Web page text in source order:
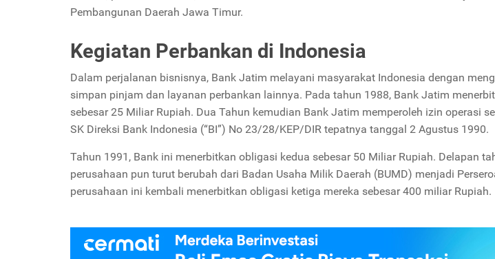
Pembangunan Daerah Jawa Timur.
Kegiatan Perbankan di Indonesia
Dalam perjalanan bisnisnya, Bank Jatim melayani masyarakat Indonesia dengan
simpan pinjam dan layanan perbankan lainnya. Pada tahun 1988, Bank Jatim
sebesar 25 Miliar Rupiah. Dua Tahun kemudian Bank Jatim memperoleh izin operasi
SK Direksi Bank Indonesia (“BI”) No 23/28/KEP/DIR tepatnya tanggal 2 Agustus 1990.
Tahun 1991, Bank ini menerbitkan obligasi kedua sebesar 50 Miliar Rupiah. Delapan
perusahaan pun turut berubah dari Badan Usaha Milik Daerah (BUMD) menjadi
perusahaan ini kembali menerbitkan obligasi ketiga mereka sebesar 400 miliar Rupiah.